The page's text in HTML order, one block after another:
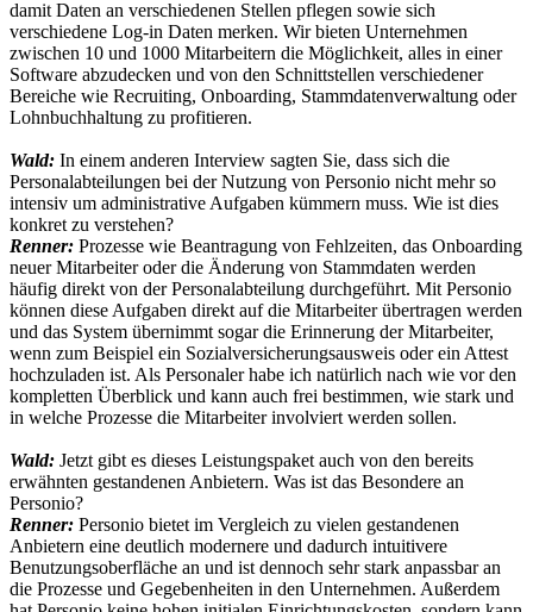
damit Daten an verschiedenen Stellen pflegen sowie sich
verschiedene Log-in Daten merken. Wir bieten Unternehmen
zwischen 10 und 1000 Mitarbeitern die Möglichkeit, alles in einer
Software abzudecken und von den Schnittstellen verschiedener
Bereiche wie Recruiting, Onboarding, Stammdatenverwaltung oder
Lohnbuchhaltung zu profitieren.
Wald: In einem anderen Interview sagten Sie, dass sich die
Personalabteilungen bei der Nutzung von Personio nicht mehr so
intensiv um administrative Aufgaben kümmern muss. Wie ist dies
konkret zu verstehen?
Renner: Prozesse wie Beantragung von Fehlzeiten, das Onboarding
neuer Mitarbeiter oder die Änderung von Stammdaten werden
häufig direkt von der Personalabteilung durchgeführt. Mit Personio
können diese Aufgaben direkt auf die Mitarbeiter übertragen werden
und das System übernimmt sogar die Erinnerung der Mitarbeiter,
wenn zum Beispiel ein Sozialversicherungsausweis oder ein Attest
hochzuladen ist. Als Personaler habe ich natürlich nach wie vor den
kompletten Überblick und kann auch frei bestimmen, wie stark und
in welche Prozesse die Mitarbeiter involviert werden sollen.
Wald: Jetzt gibt es dieses Leistungspaket auch von den bereits
erwähnten gestandenen Anbietern. Was ist das Besondere an
Personio?
Renner: Personio bietet im Vergleich zu vielen gestandenen
Anbietern eine deutlich modernere und dadurch intuitivere
Benutzungsoberfläche an und ist dennoch sehr stark anpassbar an
die Prozesse und Gegebenheiten in den Unternehmen. Außerdem